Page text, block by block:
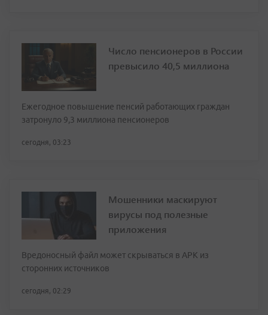
Число пенсионеров в России
превысило 40,5 миллиона
Ежегодное повышение пенсий работающих граждан
затронуло 9,3 миллиона пенсионеров
сегодня, 03:23
Мошенники маскируют
вирусы под полезные
приложения
Вредоносный файл может скрываться в APK из
сторонних источников
сегодня, 02:29